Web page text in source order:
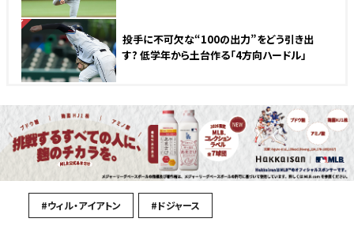
NEW
投手に不可欠な“100の出力”をどう引き出
す? 低学年から土台作る「4方向ハードル」
#ウィル・アイアトン #ドジャース